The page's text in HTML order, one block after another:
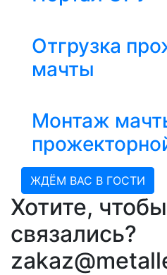
Отгрузка
мачты
Монтаж
ЖДЁМ ВАС В ГОСТИ
Хотите,
связались?